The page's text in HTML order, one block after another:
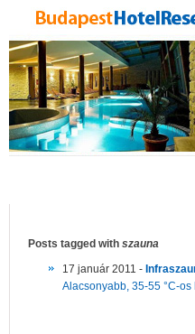
Posts tagged with szauna
17 január 2011 -
Alacsonyabb, 35-55 °C-